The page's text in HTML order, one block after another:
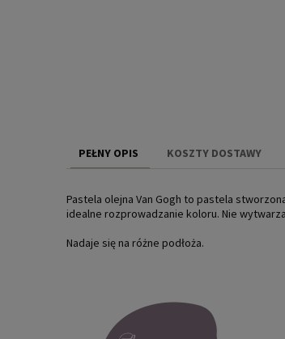
PEŁNY OPIS KOSZTY DOSTAWY
Pastela olejna Van Gogh to pastela
idealne rozprowadzanie koloru. Nie
Nadaje się na różne podłoża.